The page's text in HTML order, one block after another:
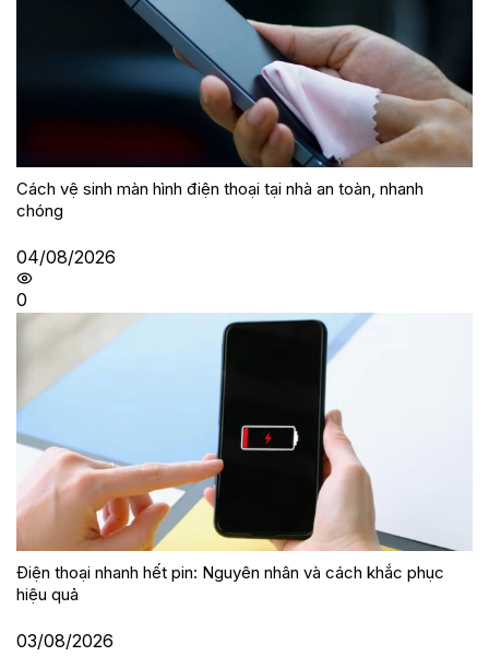
Cách vệ sinh màn hình điện thoại tại nhà an toàn, nhanh
chóng
04/08/2026
0
Điện thoại nhanh hết pin: Nguyên nhân và cách khắc phục
hiệu quả
03/08/2026